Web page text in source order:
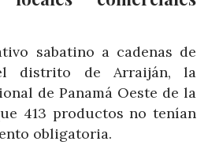
sabatino a cadenas de
distrito de Arraiján, la
de Panamá Oeste de la
413 productos no tenían
obligatoria.